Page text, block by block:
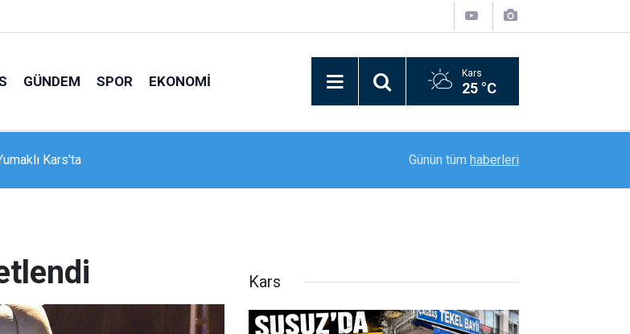
GÜNDEM SPOR EKONOMI Kars
25 °C
Türkiye kurmak istiyoruz"
Ardahan TSO Başkanı Demirci’den Rektör
Günün tüm haberleri
Kars